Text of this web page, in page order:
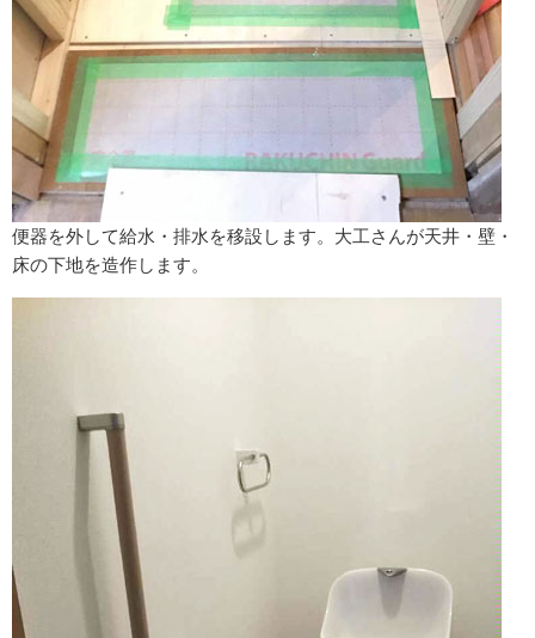
便器を外して給水・排水を移設します。 大工さんが天井・壁・
床の下地を造作します。